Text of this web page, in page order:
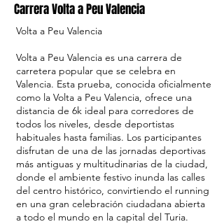
Carrera Volta a Peu Valencia
Volta a Peu Valencia
Volta a Peu Valencia es una carrera de
carretera popular que se celebra en
Valencia. Esta prueba, conocida oficialmente
como la Volta a Peu Valencia, ofrece una
distancia de 6k ideal para corredores de
todos los niveles, desde deportistas
habituales hasta familias. Los participantes
disfrutan de una de las jornadas deportivas
más antiguas y multitudinarias de la ciudad,
donde el ambiente festivo inunda las calles
del centro histórico, convirtiendo el running
en una gran celebración ciudadana abierta
a todo el mundo en la capital del Turia.